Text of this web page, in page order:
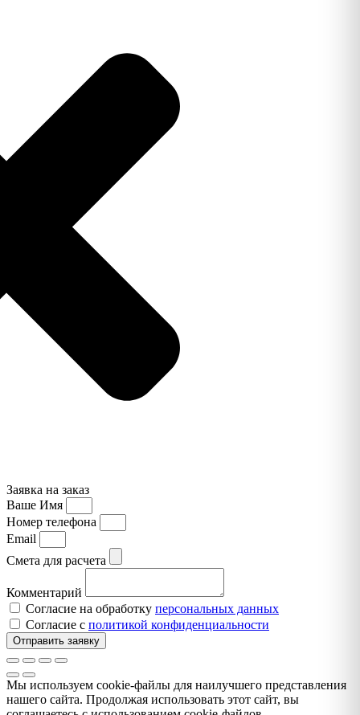
Заявка на заказ
Ваше Имя
Номер телефона
Email
Смета для расчета
Комментарий
Согласие на обработку персональных данных
Согласие с политикой конфиденциальности
Отправить заявку
Мы используем cookie-файлы для наилучшего представления
нашего сайта. Продолжая использовать этот сайт, вы